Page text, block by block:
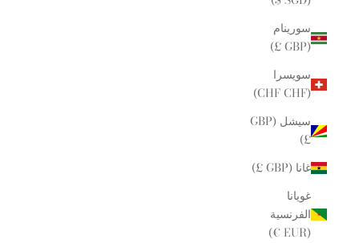
سورينام
(GBP £)
سويسرا
(CHF CHF)
سيشل (GBP
£)
غانا (GBP £)
غويانا
الفرنسية
(EUR €)